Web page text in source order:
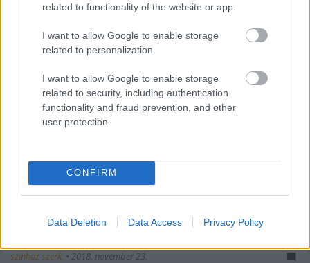
related to functionality of the website or app.
I want to allow Google to enable storage
related to personalization.
I want to allow Google to enable storage
related to security, including authentication
functionality and fraud prevention, and other
user protection.
CONFIRM
Data Deletion Data Access Privacy Policy
Minden gyerek jusson el színházba! –
Imre herceg bérlet Veszprémben
szinhaz szerk. • 2018. november 23.